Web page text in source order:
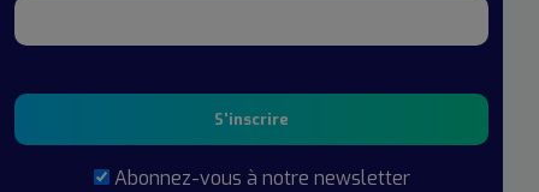
S'inscrire
Abonnez-vous à notre newsletter